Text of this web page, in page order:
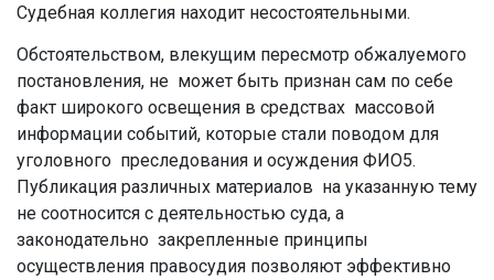
Судебная коллегия находит несостоятельными.
Обстоятельством, влекущим пересмотр обжалуемого
постановления, не может быть признан сам по себе
факт широкого освещения в средствах массовой
информации событий, которые стали поводом для
уголовного преследования и осуждения ФИО5.
Публикация различных материалов на указанную тему
не соотносится с деятельностью суда, а
законодательно закрепленные принципы
осуществления правосудия позволяют эффективно